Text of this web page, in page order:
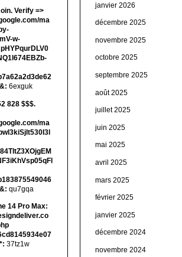
Verify =>
ma
w-
6exguk
828 $$$.
ma
qu7gqa
14 Pro Max:
37tz1w
janvier 2026
décembre 2025
novembre 2025
octobre 2025
septembre 2025
août 2025
juillet 2025
juin 2025
mai 2025
avril 2025
mars 2025
février 2025
janvier 2025
décembre 2024
novembre 2024